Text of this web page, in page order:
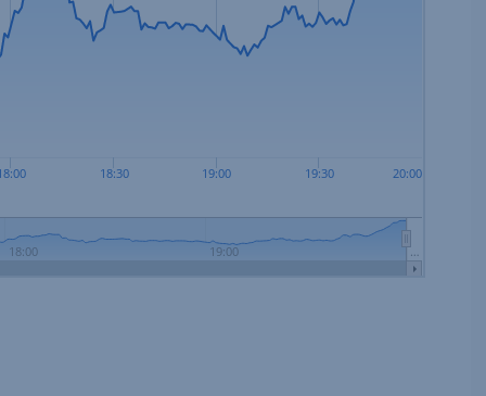
18:30 19:00 19:30 20:00
18:00 19:00 …